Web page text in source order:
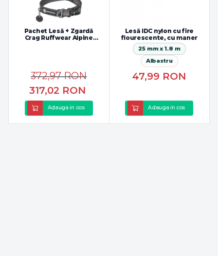
Pachet Lesă + Zgardă
Crag Ruffwear Alpine
317,02 RON
372,97RON
Adauga in cos
Lesă IDC nylon cu fire
flourescente, cu maner
25 mm x 1.8 m
Albastru
47,99 RON
Adauga in cos